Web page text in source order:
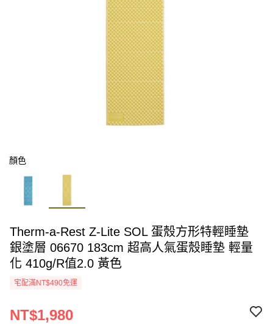
顏色
Therm-a-Rest Z-Lite SOL 蛋殼方形特輕睡墊
銀塗層 06670 183cm 超高人氣蛋殼睡墊 輕量
化 410g/R值2.0 黃色
宅配滿NT$490免運
NT$1,980